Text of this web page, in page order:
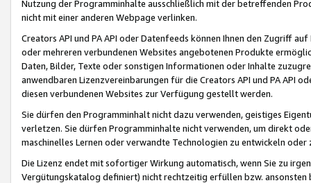
Nutzung der Programminhalte ausschließlich mit der betreffenden
nicht mit einer anderen Webpage verlinken.
Creators API und PA API oder Datenfeeds können Ihnen den Zugriff
oder mehreren verbundenen Websites angebotenen Produkte
Daten, Bilder, Texte oder sonstigen Informationen oder Inhalte
anwendbaren Lizenzvereinbarungen für die Creators API und PA API
diesen verbundenen Websites zur Verfügung gestellt werden.
Sie dürfen den Programminhalt nicht dazu verwenden, geistiges
verletzen. Sie dürfen Programminhalte nicht verwenden, um direkt
maschinelles Lernen oder verwandte Technologien zu entwickeln
Die Lizenz endet mit sofortiger Wirkung automatisch, wenn Sie zu
Vergütungskatalog definiert) nicht rechtzeitig erfüllen bzw. ansonsten